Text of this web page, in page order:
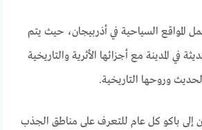
المواقع السياحية في أذربيجان، حيث يتم
في المدينة مع أجزائها الأثرية والتاريخية
وروحها التاريخية.
إلى باكو كل عام للتعرف على مناطق الجذب